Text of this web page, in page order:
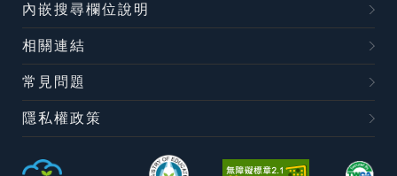
內嵌搜尋欄位說明
相關連結
常見問題
隱私權政策